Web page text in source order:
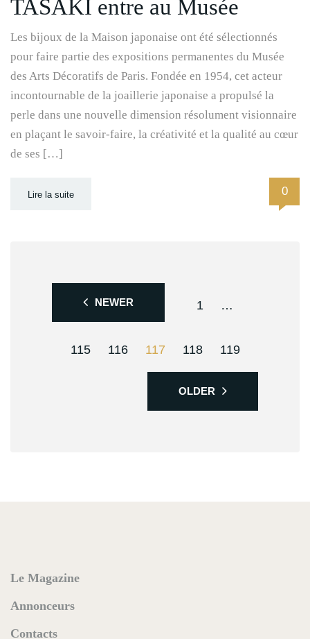
TASAKI entre au Musée
Les bijoux de la Maison japonaise ont été sélectionnés
pour faire partie des expositions permanentes du Musée
des Arts Décoratifs de Paris. Fondée en 1954, cet acteur
incontournable de la joaillerie japonaise a propulsé la
perle dans une nouvelle dimension résolument visionnaire
en plaçant le savoir-faire, la créativité et la qualité au cœur
de ses […]
Lire la suite 0
NEWER 1 …
115 116 117 118 119
OLDER
Le Magazine
Annonceurs
Contacts